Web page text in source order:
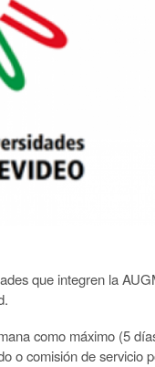
que integren la
como máximo (5
o comisión de servicio